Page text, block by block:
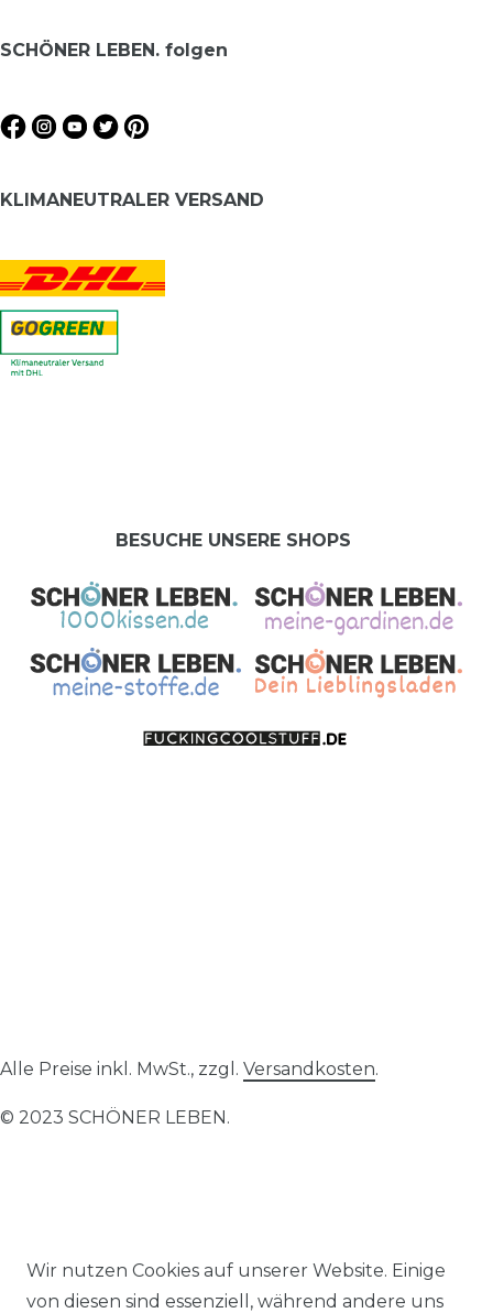
SCHÖNER LEBEN. folgen
KLIMANEUTRALER VERSAND
BESUCHE UNSERE SHOPS
Wir nutzen Cookies auf unserer Website. Einige
von diesen sind essenziell, während andere uns
Alle Preise inkl. MwSt., zzgl. Versandkosten.
© 2023 SCHÖNER LEBEN.
Impressum Daten­schutz­erklärung AGB